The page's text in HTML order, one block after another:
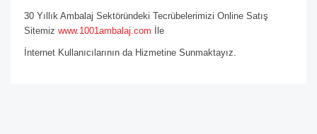
30 Yıllık Ambalaj Sektöründeki Tecrübelerimizi Online Satış
Sitemiz www.1001ambalaj.com İle
İnternet Kullanıcılarının da Hizmetine Sunmaktayız.